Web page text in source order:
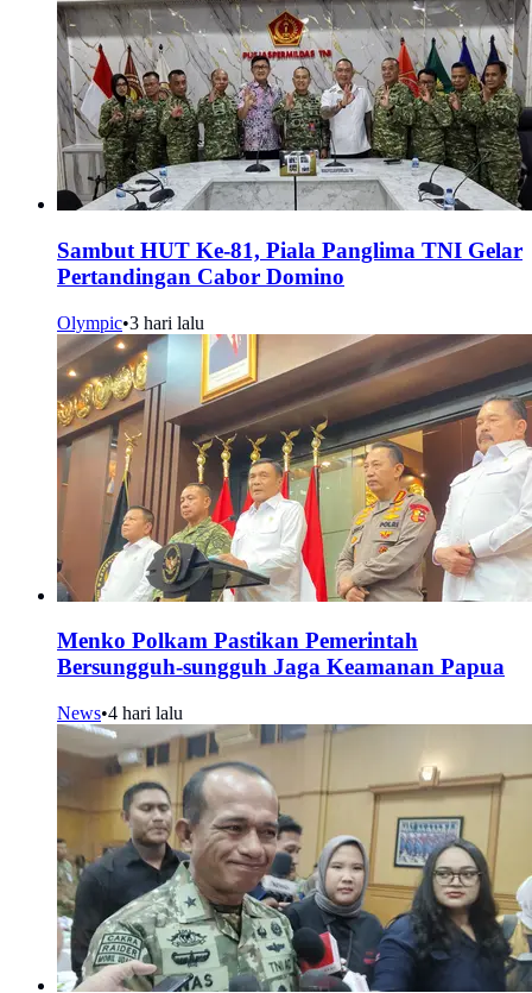
Sambut HUT Ke-81, Piala Panglima TNI Gelar
Pertandingan Cabor Domino
Olympic•3 hari lalu
Menko Polkam Pastikan Pemerintah
Bersungguh-sungguh Jaga Keamanan Papua
News•4 hari lalu